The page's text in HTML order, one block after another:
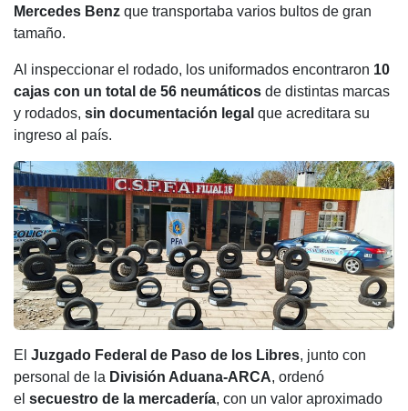
Mercedes Benz que transportaba varios bultos de gran
tamaño.
Al inspeccionar el rodado, los uniformados encontraron 10
cajas con un total de 56 neumáticos de distintas marcas
y rodados, sin documentación legal que acreditara su
ingreso al país.
El Juzgado Federal de Paso de los Libres, junto con
personal de la División Aduana-ARCA, ordenó
el secuestro de la mercadería, con un valor aproximado